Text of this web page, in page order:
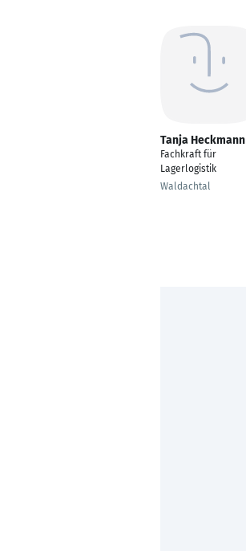
Tanja Heckmann
Fachkraft für
Lagerlogistik
Waldachtal